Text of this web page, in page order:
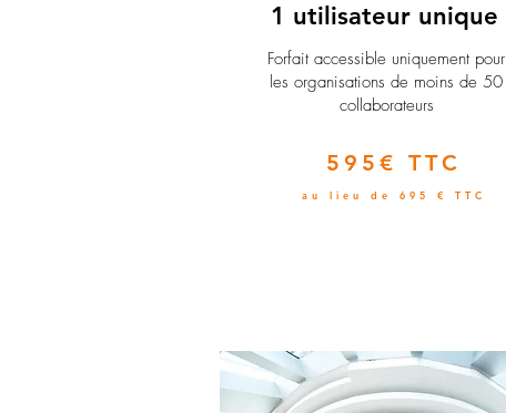
1 utilisateur unique
​Forfait accessible uniquement pour
les organisations de moins de 50
collaborateurs
595€ TTC
au lieu de 695 € TTC